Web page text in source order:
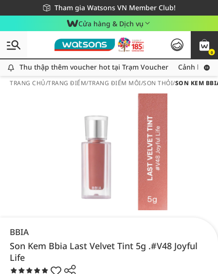
Tham gia Watsons VN Member Club!
Miễn phí giao hàng cho đơn hàng từ 249,000Đ
Giao hàng nhanh 24h - Áp dụng khu vực TP. Hồ Chí Minh
Cửa hàng & Dịch vụ
0
Thu thập thêm voucher hot tại Trạm Voucher
Thu thập thêm voucher hot tại Trạm Voucher Cảnh báo
TRANG CHỦ/TRANG ĐIỂM/TRANG ĐIỂM MÔI/SON THỎI/SON KEM
BBIA
Son Kem Bbia Last Velvet Tint 5g .#V48 Joyful
Life